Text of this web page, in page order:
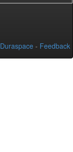
Duraspace - Feedback